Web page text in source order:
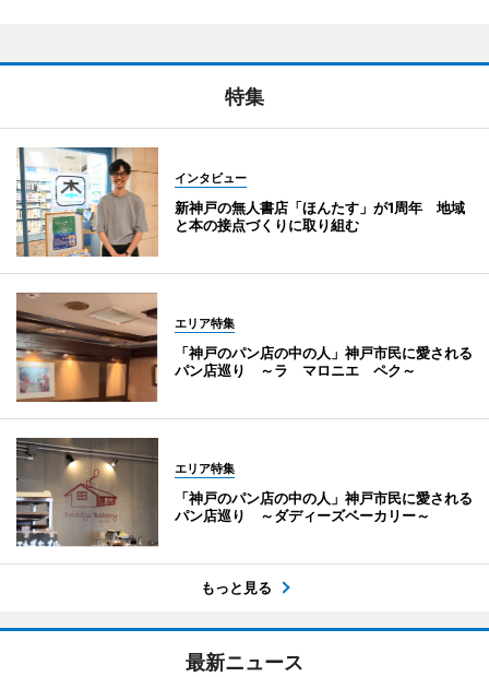
特集
インタビュー
新神戸の無人書店「ほんたす」が1周年 地域
と本の接点づくりに取り組む
エリア特集
「神戸のパン店の中の人」神戸市民に愛される
パン店巡り ～ラ マロニエ ペク～
エリア特集
「神戸のパン店の中の人」神戸市民に愛される
パン店巡り ～ダディーズベーカリー～
もっと見る
最新ニュース